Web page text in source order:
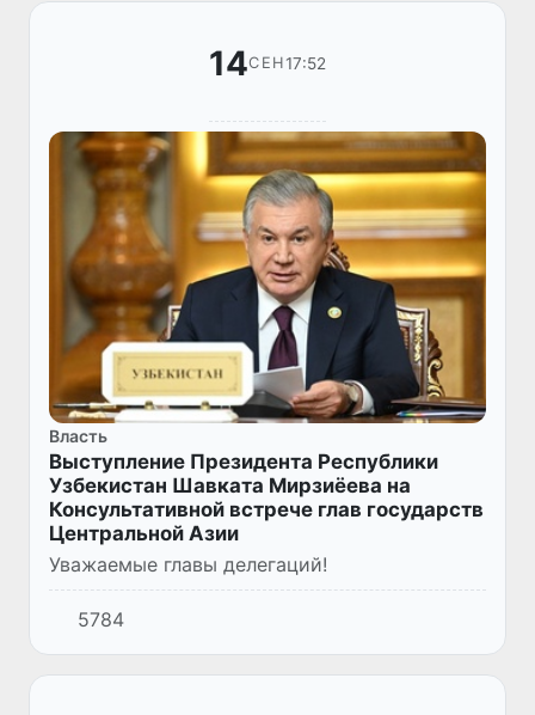
14СЕН17:52
Власть
Выступление Президента Республики
Узбекистан Шавката Мирзиёева на
Консультативной встрече глав государств
Центральной Азии
Уважаемые главы делегаций!
5784